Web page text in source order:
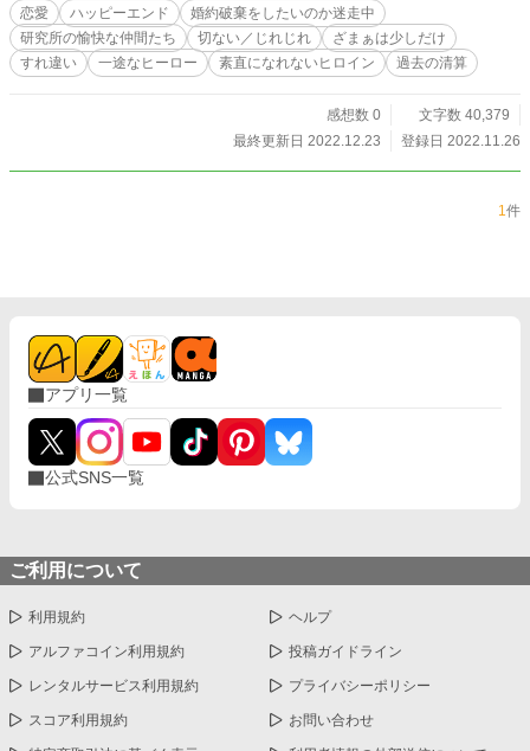
て一番良い結末を模索する二度目の恋物語。 ※他のサイトで
も重複投稿しています。 ※過去の作品を大幅に加筆修正し
て、新しい作品として投稿しています。 ※表紙はフリー素材
ACの素材を使用しての自作です。
恋愛 ハッピーエンド
婚約破棄をしたいのか迷走中
研究所の愉快な仲間たち
切ない／じれじれ
ざまぁは少しだけ
すれ違い
一途なヒーロー 素直になれないヒロイン 過去の清算
感想数 0
文字数 40,379
最終更新日 2022.12.23
登録日 2022.11.26
1件
アプリ一覧
公式SNS一覧
ご利用について
利用規約 ヘルプ
アルファコイン利用規約 投稿ガイドライン
レンタルサービス利用規約 プライバシーポリシー
スコア利用規約 お問い合わせ